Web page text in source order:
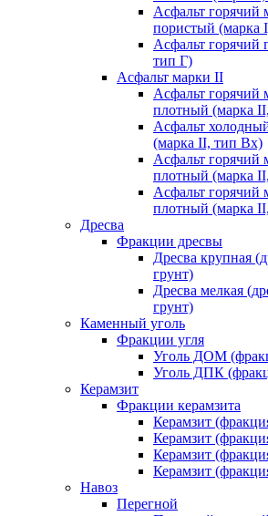
Асфальт горячий
пористый (марка
Асфальт горячий
тип Г)
Асфальт марки II
Асфальт горячий
плотный (марка
Асфальт
(марка II, тип Вх)
Асфальт горячий
плотный (марка
Асфальт горячий
плотный (марка
Дресва
Фракции дресвы
Дресва крупная
грунт)
Дресва мелкая
грунт)
Каменный уголь
Фракции угля
Уголь ДОМ
Уголь ДПК
Керамзит
Фракции керамзита
Керамзит
Керамзит
Керамзит
Керамзит
Навоз
Перегной